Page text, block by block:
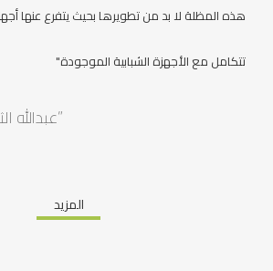
هذه المظلة لا بد من تطويرها بحيث يتفرع عنها
تتكامل مع الأجهزة الشبابية الموجودة"
“عبدالله الثاني ابن الحسين”
المزيد